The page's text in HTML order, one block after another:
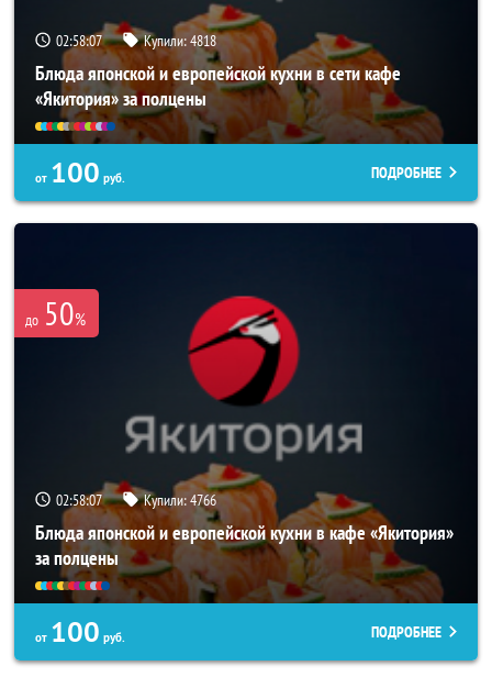
02:58:03 Купили:4818
Блюда японской и европейской кухни в сети кафе
«Якитория» за полцены
от 100 руб. ПОДРОБНЕЕ
до 50%
02:58:03 Купили:4766
Блюда японской и европейской кухни в кафе «Якитория»
за полцены
от 100 руб. ПОДРОБНЕЕ